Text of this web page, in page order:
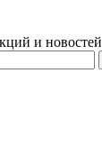
и новостей